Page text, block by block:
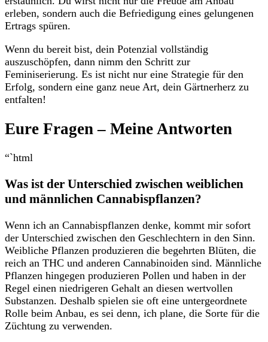
erleben, sondern ‍auch ⁤die⁣ Befriedigung eines gelungenen
Ertrags spüren.
Wenn du bereit bist, dein ⁢Potenzial vollständig
auszuschöpfen,⁣ dann nimm ⁢den Schritt zur⁣
Feminiserierung. Es​ ist ⁣nicht ⁤nur eine ⁤Strategie für den
Erfolg, sondern ⁣eine ganz neue Art,‍ dein ⁢Gärtnerherz zu
entfalten!
Eure Fragen – ⁣Meine‌ Antworten
“`html
Was ist der Unterschied‌ zwischen ⁢weiblichen
und männlichen Cannabispflanzen?
Wenn ich an Cannabispflanzen denke,⁤ kommt mir sofort
der Unterschied⁢ zwischen den Geschlechtern⁤ in den Sinn.
Weibliche Pflanzen produzieren die begehrten Blüten, die
reich an THC und anderen ⁣Cannabinoiden​ sind. Männliche
Pflanzen hingegen produzieren Pollen​ und haben in​ der
Regel ⁣einen niedrigeren​ Gehalt an diesen⁤ wertvollen
Substanzen. Deshalb spielen sie oft eine untergeordnete
Rolle beim Anbau, es ⁣sei denn,⁣ ich plane, ‍die ⁣Sorte ​für die
‌Züchtung zu verwenden.